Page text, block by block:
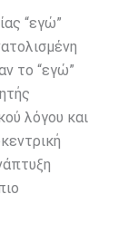
“εγώ”
το “εγώ”
λόγου και